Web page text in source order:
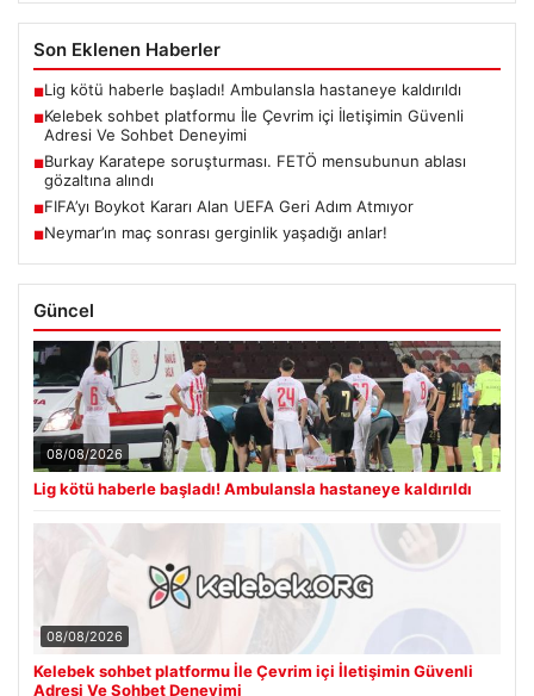
Son Eklenen Haberler
■Lig kötü haberle başladı! Ambulansla hastaneye kaldırıldı
■Kelebek sohbet platformu İle Çevrim içi İletişimin Güvenli
Adresi Ve Sohbet Deneyimi
■Burkay Karatepe soruşturması. FETÖ mensubunun ablası
gözaltına alındı
■FIFA’yı Boykot Kararı Alan UEFA Geri Adım Atmıyor
■Neymar’ın maç sonrası gerginlik yaşadığı anlar!
Güncel
08/08/2026
Lig kötü haberle başladı! Ambulansla hastaneye kaldırıldı
08/08/2026
Kelebek sohbet platformu İle Çevrim içi İletişimin Güvenli
Adresi Ve Sohbet Deneyimi